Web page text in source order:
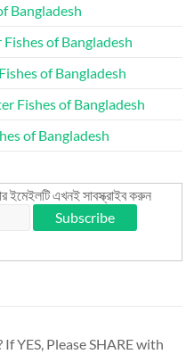
Bangladesh
of Bangladesh
of Bangladesh
Fishes of Bangladesh
of Bangladesh
ইমেইলটি এখনই সাবস্ক্রাইব করুন
YES, Please SHARE with